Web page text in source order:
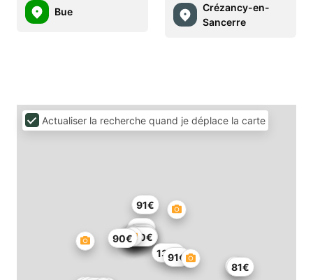
Bue
Crézancy-en-
Sancerre
91€
137€
91€
55€
90€
27€
54€
51€
140€
57€
81€
149€
Actualiser la recherche quand je déplace la carte